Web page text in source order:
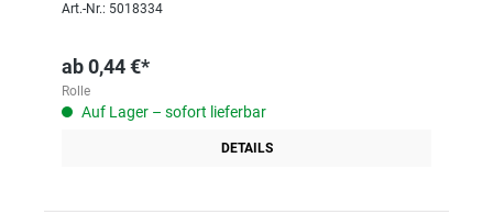
Art.-Nr.: 5018334
ab0,44 €*
Rolle
Auf Lager – sofort lieferbar
DETAILS